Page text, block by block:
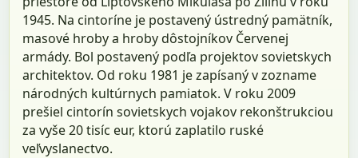
1945. Na cintoríne je postavený ústredný pamätník,
masové hroby a hroby dôstojníkov Červenej
armády. Bol postavený podľa projektov sovietskych
architektov. Od roku 1981 je zapísaný v zozname
národných kultúrnych pamiatok. V roku 2009
prešiel cintorín sovietskych vojakov rekonštrukciou
za vyše 20 tisíc eur, ktorú zaplatilo ruské
veľvyslanectvo.